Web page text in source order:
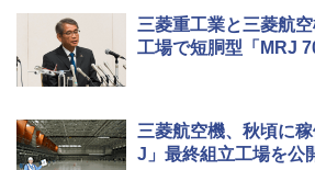
三菱重工業と三菱航
工場で短胴型「MRJ
三菱航空機、秋頃に
J」最終組立工場を公